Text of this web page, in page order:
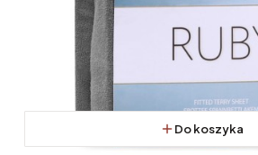
Do koszyka